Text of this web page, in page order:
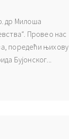
др Милоша
Провео нас
поредећи њихову
Бујонског...